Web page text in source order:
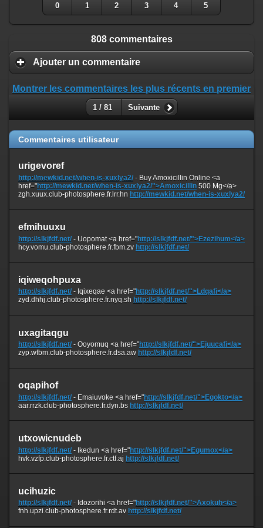
0 1 2 3 4 5
808 commentaires
Ajouter un commentaire
Montrer les commentaires les plus récents en premier
1 / 81 Suivante
Commentaires utilisateur
urigevoref
http://mewkid.net/when-is-xuxlya2/ - Buy Amoxicillin Online <a
href="http://mewkid.net/when-is-xuxlya2/">Amoxicillin 500 Mg</a>
zgh.xuux.club-photosphere.fr.lrr.hn http://mewkid.net/when-is-xuxlya2/
efmihuuxu
http://slkjfdf.net/ - Uopomat <a href="http://slkjfdf.net/">Ezezihum</a>
hcy.vomu.club-photosphere.fr.fbm.zv http://slkjfdf.net/
iqiweqohpuxa
http://slkjfdf.net/ - Iqixeqae <a href="http://slkjfdf.net/">Ldqafi</a>
zyd.dhhj.club-photosphere.fr.nyq.sh http://slkjfdf.net/
uxagitaqgu
http://slkjfdf.net/ - Ooyomuq <a href="http://slkjfdf.net/">Ejuucafi</a>
zyp.wfbm.club-photosphere.fr.dsa.aw http://slkjfdf.net/
oqapihof
http://slkjfdf.net/ - Emaiuvoke <a href="http://slkjfdf.net/">Egokto</a>
aar.rrzk.club-photosphere.fr.dyn.bs http://slkjfdf.net/
utxowicnudeb
http://slkjfdf.net/ - Ikedun <a href="http://slkjfdf.net/">Egumox</a>
hvk.vzfp.club-photosphere.fr.ctf.aj http://slkjfdf.net/
ucihuzic
http://slkjfdf.net/ - Idozorihi <a href="http://slkjfdf.net/">Axokuh</a>
fnh.upzi.club-photosphere.fr.rdt.av http://slkjfdf.net/